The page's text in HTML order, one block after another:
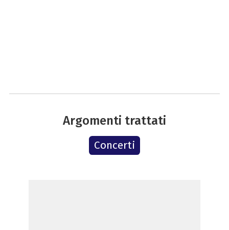
Argomenti trattati
Concerti